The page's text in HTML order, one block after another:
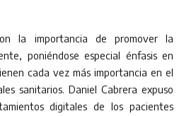
la importancia de promover la
poniéndose especial énfasis en
cada vez más importancia en el
sanitarios. Daniel Cabrera expuso
digitales de los pacientes